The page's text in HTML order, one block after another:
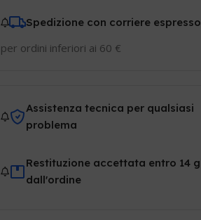
Spedizione con corriere espresso
per ordini inferiori ai 60 €
Assistenza tecnica per qualsiasi
problema
Restituzione accettata entro 14
dall'ordine